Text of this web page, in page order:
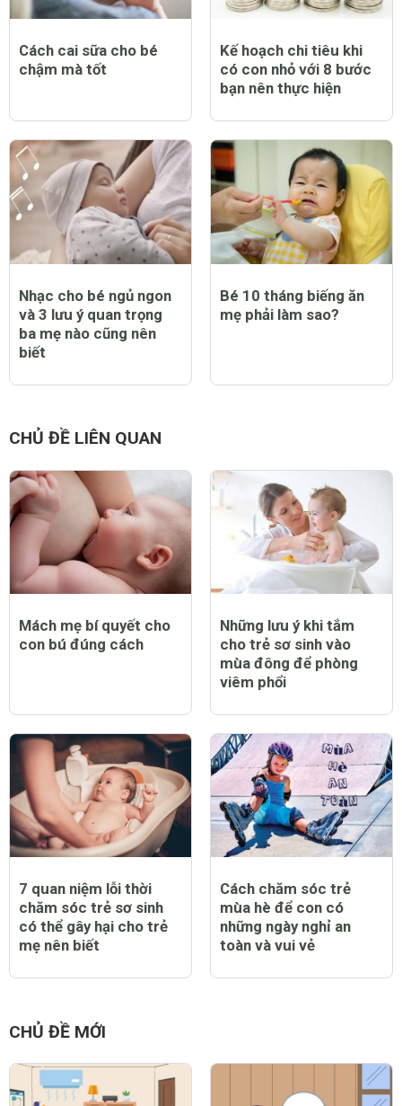
Cách cai sữa cho bé
chậm mà tốt
Kế hoạch chi tiêu khi
có con nhỏ với 8 bước
bạn nên thực hiện
Nhạc cho bé ngủ ngon
và 3 lưu ý quan trọng
ba mẹ nào cũng nên
biết
Bé 10 tháng biếng ăn
mẹ phải làm sao?
CHỦ ĐỀ LIÊN QUAN
Mách mẹ bí quyết cho
con bú đúng cách
Những lưu ý khi tắm
cho trẻ sơ sinh vào
mùa đông để phòng
viêm phổi
7 quan niệm lỗi thời
chăm sóc trẻ sơ sinh
có thể gây hại cho trẻ
mẹ nên biết
Cách chăm sóc trẻ
mùa hè để con có
những ngày nghỉ an
toàn và vui vẻ
CHỦ ĐỀ MỚI